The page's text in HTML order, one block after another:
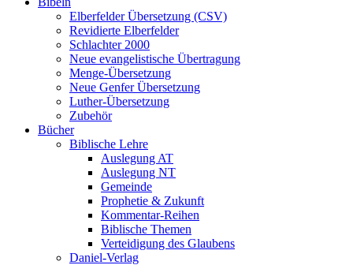
Elberfelder Übersetzung (CSV)
Revidierte Elberfelder
Schlachter 2000
Neue evangelistische Übertragung
Menge-Übersetzung
Neue Genfer Übersetzung
Luther-Übersetzung
Zubehör
Bücher
Biblische Lehre
Auslegung AT
Auslegung NT
Gemeinde
Prophetie & Zukunft
Kommentar-Reihen
Biblische Themen
Verteidigung des Glaubens
Daniel-Verlag